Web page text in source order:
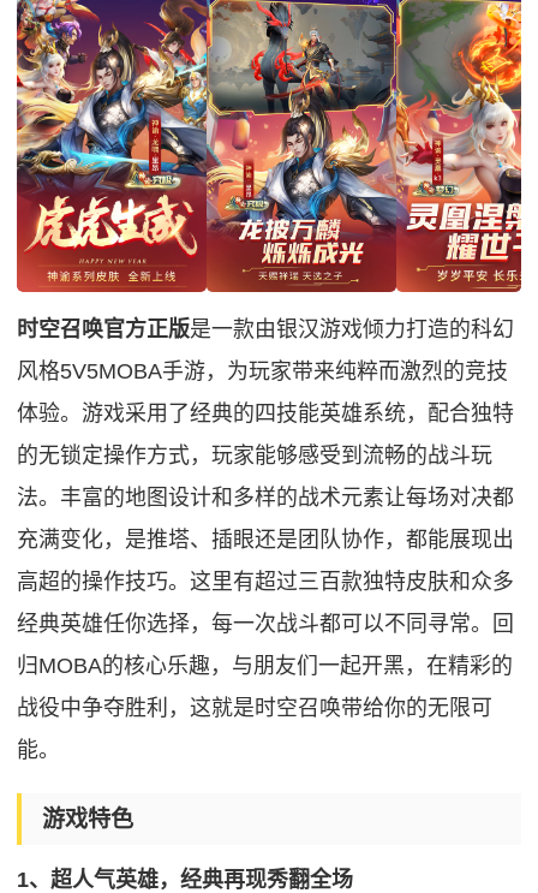
时空召唤官方正版是一款由银汉游戏倾力打造的科幻
风格5V5MOBA手游，为玩家带来纯粹而激烈的竞技
体验。游戏采用了经典的四技能英雄系统，配合独特
的无锁定操作方式，玩家能够感受到流畅的战斗玩
法。丰富的地图设计和多样的战术元素让每场对决都
充满变化，是推塔、插眼还是团队协作，都能展现出
高超的操作技巧。这里有超过三百款独特皮肤和众多
经典英雄任你选择，每一次战斗都可以不同寻常。回
归MOBA的核心乐趣，与朋友们一起开黑，在精彩的
战役中争夺胜利，这就是时空召唤带给你的无限可
能。
游戏特色
1、超人气英雄，经典再现秀翻全场